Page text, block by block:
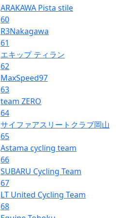
ARAKAWA Pista stile
60
R3Nakagawa
61
エキップ ティラン
62
MaxSpeed97
63
team ZERO
64
サイファアスリートクラブ岡山
65
Astama cycling team
66
SUBARU Cycling Team
67
LT United Cycling Team
68